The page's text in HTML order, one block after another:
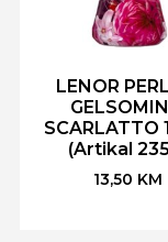
LENOR
SCARLATTO
(Artikal
13,50 KM